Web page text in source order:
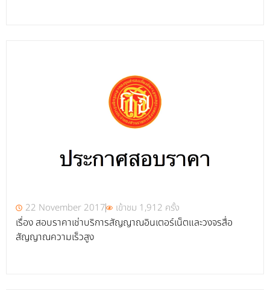
22 November 2017 เข้าชม 1,912 ครั้ง
เรื่อง สอบราคาเช่าบริการสัญญาณอินเตอร์เน็ตและวงจรสื่อ
สัญญาณความเร็วสูง